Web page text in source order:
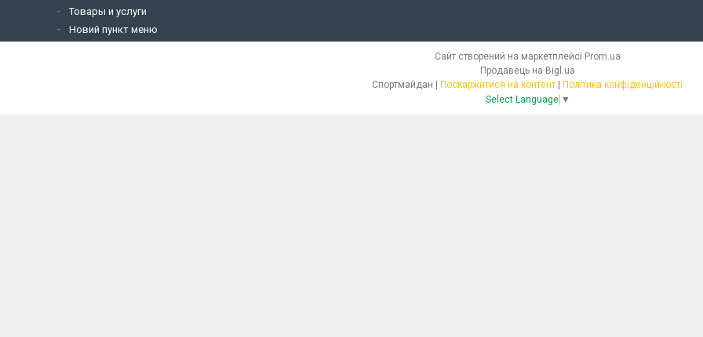
Товары и услуги
Новий пункт меню
Сайт створений на маркетплейсі Prom.ua
Продавець на Bigl.ua
Поскаржитися на контент
Політика конфіденційності
Select Language ▼